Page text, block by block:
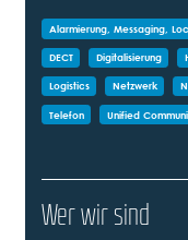
Alarmierung, Messaging,
DECT
Digitalisierung
Logistics
Netzwerk
Telefon
Unified
Wer wir sind